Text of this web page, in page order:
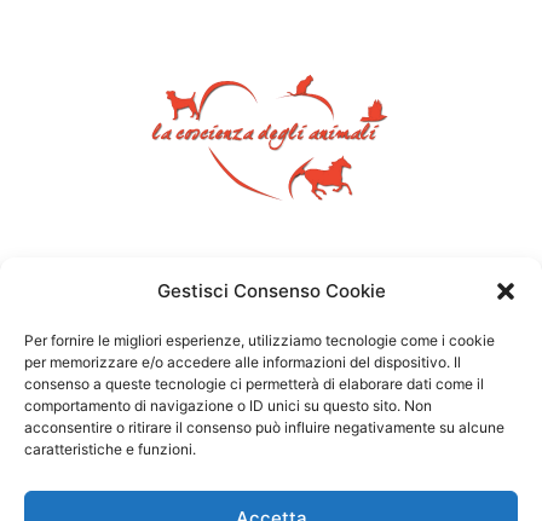
Gestisci Consenso Cookie
Per fornire le migliori esperienze, utilizziamo tecnologie come i cookie
per memorizzare e/o accedere alle informazioni del dispositivo. Il
consenso a queste tecnologie ci permetterà di elaborare dati come il
comportamento di navigazione o ID unici su questo sito. Non
acconsentire o ritirare il consenso può influire negativamente su alcune
caratteristiche e funzioni.